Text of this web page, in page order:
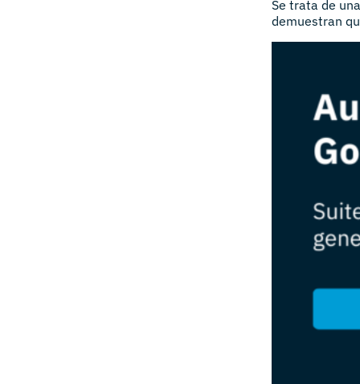
Se trata de
demuestran